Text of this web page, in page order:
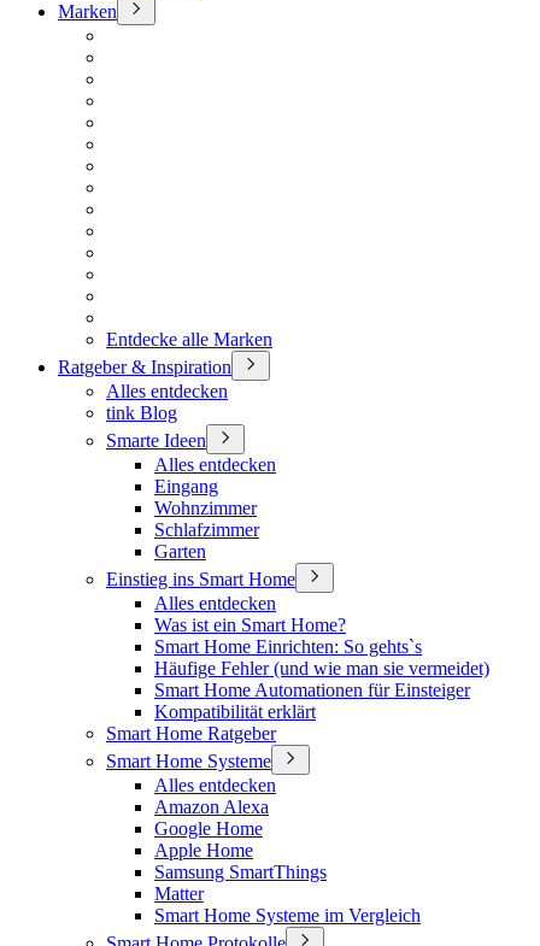
Marken
Entdecke alle Marken
Ratgeber & Inspiration
Alles entdecken
tink Blog
Smarte Ideen
Alles entdecken
Eingang
Wohnzimmer
Schlafzimmer
Garten
Einstieg ins Smart Home
Alles entdecken
Was ist ein Smart Home?
Smart Home Einrichten: So gehts`s
Häufige Fehler (und wie man sie vermeidet)
Smart Home Automationen für Einsteiger
Kompatibilität erklärt
Smart Home Ratgeber
Smart Home Systeme
Alles entdecken
Amazon Alexa
Google Home
Apple Home
Samsung SmartThings
Matter
Smart Home Systeme im Vergleich